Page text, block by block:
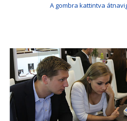
A gombra kattintva